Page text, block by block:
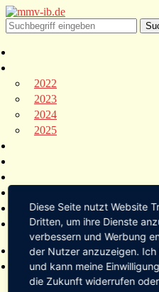
2022
2023
2024
2025
2022
Diese Seite nutzt Website
Dritten, um ihre Dienste
verbessern und Werbung
der Nutzer anzuzeigen.
und kann meine
die Zukunft widerrufen